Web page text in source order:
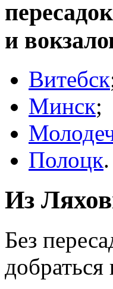
и
Витебск
Минск;
Полоцк.
Из
Без